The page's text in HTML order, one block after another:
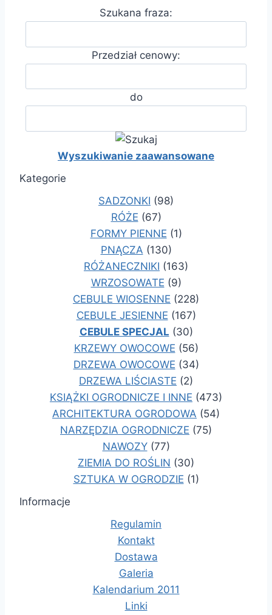
Szukana fraza:
Przedział cenowy:
do
Wyszukiwanie zaawansowane
Kategorie
SADZONKI (98)
RÓŻE (67)
FORMY PIENNE (1)
PNĄCZA (130)
RÓŻANECZNIKI (163)
WRZOSOWATE (9)
CEBULE WIOSENNE (228)
CEBULE JESIENNE (167)
CEBULE SPECJAL (30)
KRZEWY OWOCOWE (56)
DRZEWA OWOCOWE (34)
DRZEWA LIŚCIASTE (2)
KSIĄŻKI OGRODNICZE I INNE (473)
ARCHITEKTURA OGRODOWA (54)
NARZĘDZIA OGRODNICZE (75)
NAWOZY(77)
ZIEMIA DO ROŚLIN (30)
SZTUKA W OGRODZIE (1)
Informacje
Regulamin
Kontakt
Dostawa
Galeria
Kalendarium 2011
Linki